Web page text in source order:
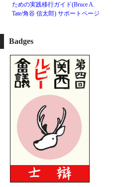
ための実践移行ガイド(Bruce A.
Tate/角谷 信太郎) サポートページ
Badges